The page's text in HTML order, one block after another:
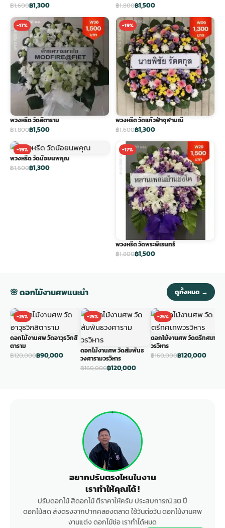
฿1,600฿1,300 ฿1,800฿1,500
-17%
พวงหรีด วัดสิตาราม
฿1,800฿1,500
-19%
พวงหรีด วัดแก้วฟ้าจุฬามณี
฿1,600฿1,300
-19%
พวงหรีด วัดน้อยนพคุณ
฿1,600฿1,300
-17%
พวงหรีด วัดพระพิเรนทร์
฿1,800฿1,500
🌸 ดอกไม้งานศพแนะนำ ดูทั้งหมด →
-25%
ดอกไม้งานศพ วัดอาวุธวิกสิ
ตาราม
฿120,000฿90,000
-25%
ดอกไม้งานศพ วัดสัมพันธ
วงศารามวรวิหาร
฿160,000฿120,000
-25%
ดอกไม้งานศพ วัดตรีทศเทพ
วรวิหาร
฿160,000฿120,000
อยากปรับตรงไหนในงาน
เราทำให้คุณได้ !
ปรับดอกไม้ สีดอกไม้ ตีราคาให้ครับ ประสบการณ์ 30 ปี
ดอกไม้สด ส่งตรงจากปากคลองตลาด ใช้วันต่อวัน ดอกไม้งานศพ
งานแต่ง ดอกไม้ช่อ เราทำได้หมด